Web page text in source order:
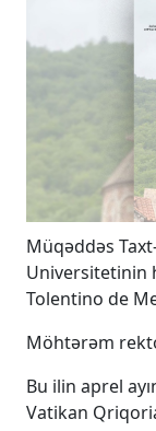
Müqəddəs
Universitetinin
Tolentino de
Möhtərəm
Bu ilin aprel
Vatikan